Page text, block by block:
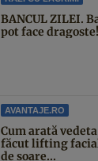
BANCUL ZILEI.
pot face dragoste!
AVANTAJE.RO
Cum arată
făcut lifting
de soare...